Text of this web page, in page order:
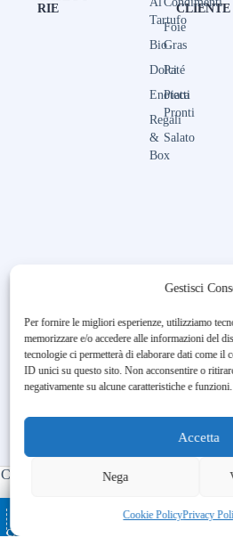
Gestisci
Per fornire le migliori esperienze, utilizziamo
memorizzare e/o accedere alle informazioni del
tecnologie ci permetterà di elaborare dati come il
ID unici su questo sito. Non acconsentire o
negativamente su alcune caratteristiche e funzioni.
Accetta
Nega
Cookie PolicyPrivacy
RIE
Tartufo
Bio
Dolci
Enoteca
Regali
&
Box
Foie
Gras
Paté
Piatti
Pronti
Salato
CLIENTE
Unfortunately, the 7-
period has expired.
subscription plans! >>
Copyright © 2023-2026 Maison Aubry |
Ottimizzato con
cATALOGO